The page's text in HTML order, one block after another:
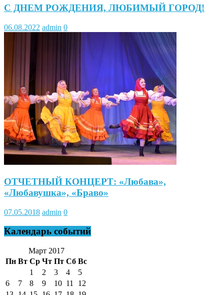
С ДНЕМ РОЖДЕНИЯ, ЛЮБИМЫЙ ГОРОД!
06.08.2022 admin 0
ОТЧЕТНЫЙ КОНЦЕРТ: «Любава»,
«Любавушка», «Браво»
07.05.2018 admin 0
Календарь событий
Март 2017
Пн Вт Ср Чт Пт Сб Вс
1
2 3 4
5
6
7 8 9 10 11
12